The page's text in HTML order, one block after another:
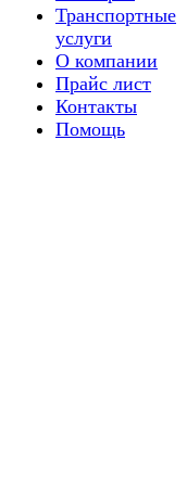
Транспортные
услуги
О компании
Прайс лист
Контакты
Помощь